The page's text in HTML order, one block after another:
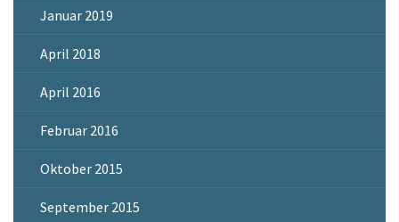
Januar 2019
April 2018
April 2016
Februar 2016
Oktober 2015
September 2015